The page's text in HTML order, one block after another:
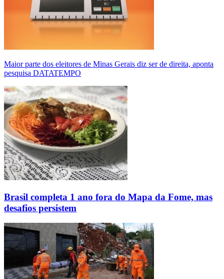
Maior parte dos eleitores de Minas Gerais diz ser de direita, aponta
pesquisa DATATEMPO
Brasil completa 1 ano fora do Mapa da Fome, mas
desafios persistem